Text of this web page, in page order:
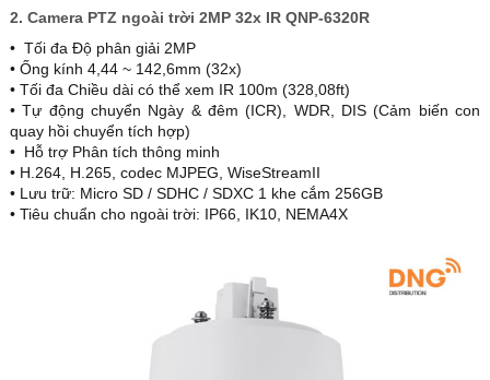
2. Camera PTZ ngoài trời 2MP 32x IR QNP-6320R
• Tối đa Độ phân giải 2MP
• Ống kính 4,44 ~ 142,6mm (32x)
• Tối đa Chiều dài có thể xem IR 100m (328,08ft)
• Tự động chuyển Ngày & đêm (ICR), WDR, DIS (Cảm biến con
quay hồi chuyển tích hợp)
• Hỗ trợ Phân tích thông minh
• H.264, H.265, codec MJPEG, WiseStreamII
• Lưu trữ: Micro SD / SDHC / SDXC 1 khe cắm 256GB
• Tiêu chuẩn cho ngoài trời: IP66, IK10, NEMA4X